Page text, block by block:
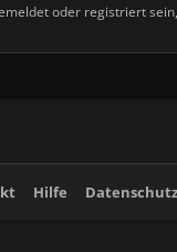
oder registriert
Hilfe